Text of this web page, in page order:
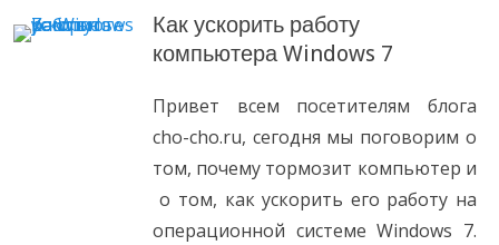
Как ускорить работу
компьютера Windows 7
Привет всем посетителям блога
cho-cho.ru, сегодня мы поговорим о
том, почему тормозит компьютер и
о том, как ускорить его работу на
операционной системе Windows 7.